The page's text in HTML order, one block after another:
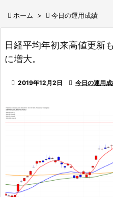
 ホーム >  今日の運用成績
日経平均年初来高値更新
に増大。
 2019年12月2日  今日の運用